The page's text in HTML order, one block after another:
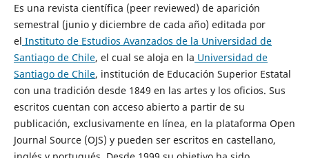
Es una revista científica (peer reviewed) de aparición
semestral (junio y diciembre de cada año) editada por
el Instituto de Estudios Avanzados de la Universidad de
Santiago de Chile, el cual se aloja en la Universidad de
Santiago de Chile, institución de Educación Superior Estatal
con una tradición desde 1849 en las artes y los oficios. Sus
escritos cuentan con acceso abierto a partir de su
publicación, exclusivamente en línea, en la plataforma Open
Journal Source (OJS) y pueden ser escritos en castellano,